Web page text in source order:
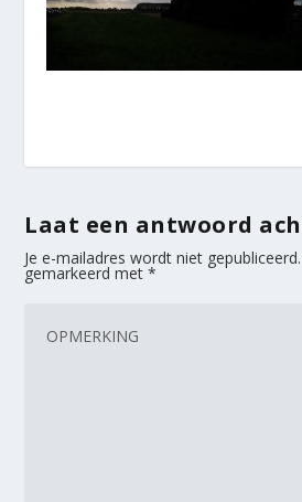
Laat een antwoord
Je e-mailadres wordt niet gepubliceerd.
gemarkeerd met*